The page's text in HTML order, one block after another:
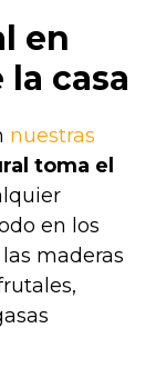
en
casa
nuestras
toma el
en los
maderas